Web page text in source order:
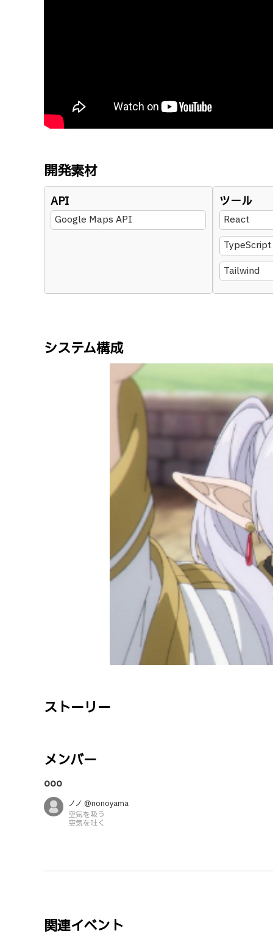
開発素材
API
Google Maps API
ツール
React
TypeScript
Tailwind
システム構成
ストーリー
メンバー
ooo
ノノ @nonoyama
空気を吸う
空気を吐く
関連イベント